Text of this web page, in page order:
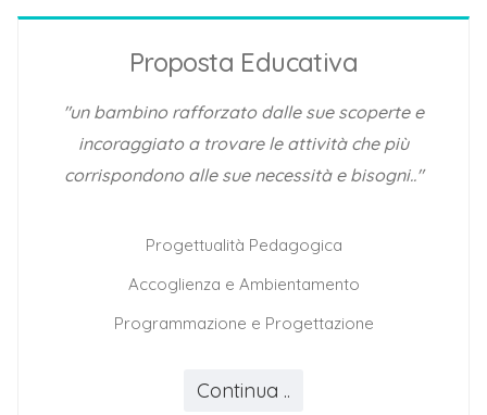
Proposta Educativa
"un bambino rafforzato dalle sue scoperte e
incoraggiato a trovare le attività che più
corrispondono alle sue necessità e bisogni.."
Progettualità Pedagogica
Accoglienza e Ambientamento
Programmazione e Progettazione
Continua ..